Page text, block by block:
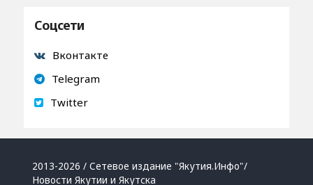
Соцсети
Вконтакте
Telegram
Twitter
2013-2026 / Сетевое издание "Якутия.Инфо"/
Новости Якутии и Якутска